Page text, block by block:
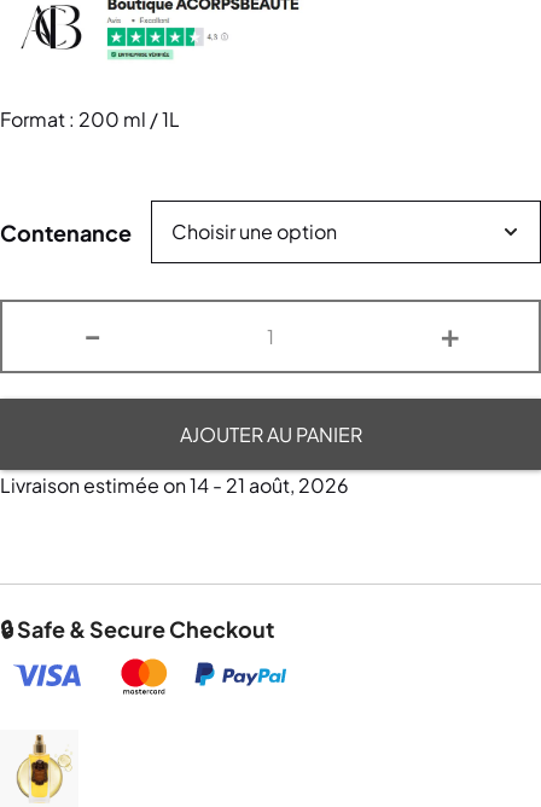
Format : 200 ml / 1L
Contenance
- +
AJOUTER AU PANIER
Livraison estimée on 14 - 21 août, 2026
🔒 Safe & Secure Checkout